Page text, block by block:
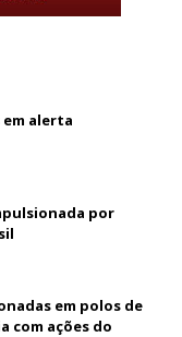
alerta
por
em polos de
com ações do